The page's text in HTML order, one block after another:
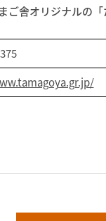
舎オリジナルの「